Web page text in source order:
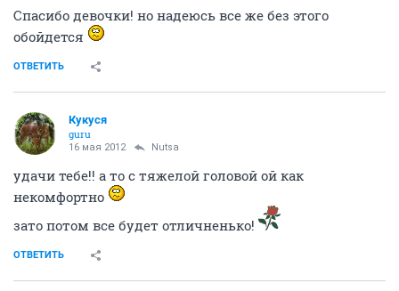
Спасибо девочки! но надеюсь все же без этого
обойдется
ОТВЕТИТЬ
Кукуся
guru
16 мая 2012 Nutsa
удачи тебе!! а то с тяжелой головой ой как
некомфортно
зато потом все будет отличненько!
ОТВЕТИТЬ